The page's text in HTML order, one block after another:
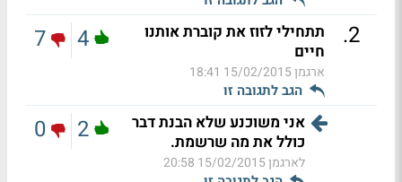
2
.
תתחילי לזוז את קוברת אותנו
חיים
ארגמן15/02/2015 18:41
הגב לתגובה זו
4
7
אני משוכנע שלא הבנת דבר
כולל את מה שרשמת.
לארגמן15/02/2015 20:58
2
0